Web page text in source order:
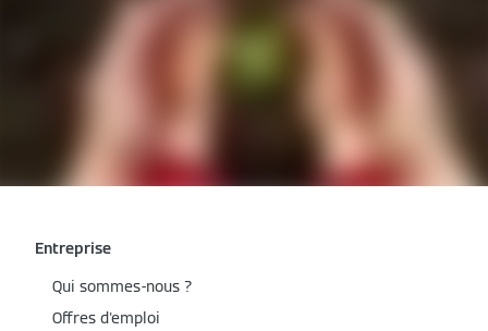
Entreprise
Qui sommes-nous ?
Offres d'emploi